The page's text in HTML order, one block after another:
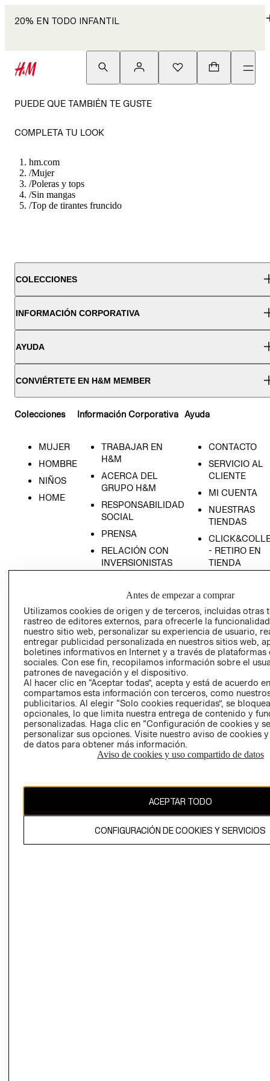
20% EN TODO INFANTIL
PUEDE QUE TAMBIÉN TE GUSTE
COMPLETA TU LOOK
hm.com
/Mujer
/Poleras y tops
/Sin mangas
/Top de tirantes fruncido
COLECCIONES
INFORMACIÓN CORPORATIVA
AYUDA
CONVIÉRTETE EN H&M MEMBER
Colecciones
MUJER
HOMBRE
NIÑOS
HOME
Información Corporativa
TRABAJAR EN
H&M
ACERCA DEL
GRUPO H&M
RESPONSABILIDAD
SOCIAL
PRENSA
RELACIÓN CON
INVERSIONISTAS
EMPRESARIAL
Ayuda
CONTACTO
SERVICIO AL
CLIENTE
MI CUENTA
NUESTRAS
TIENDAS
- RETIRO EN
TIENDA
CONDICIONES
AVISO DE
PRIVACIDAD
GIFT CARD
AVISO DE
COOKIES
Chile ($)
El contenido de esta página web está protegido por copyright y es
propiedad de H&M Hennes & Mauritz AB.
Antes de empezar a comprar
Utilizamos cookies de origen y de terceros, incluidas otras
rastreo de editores externos, para ofrecerle la
nuestro sitio web, personalizar su experiencia de usuario,
entregar publicidad personalizada en nuestros sitios web,
boletines informativos en Internet y a través de plataformas
sociales. Con ese fin, recopilamos información sobre el
patrones de navegación y el dispositivo.
Al hacer clic en “Aceptar todas”, acepta y está de acuerdo
compartamos esta información con terceros, como
publicitarios. Al elegir “Solo cookies requeridas”, se
opcionales, lo que limita nuestra entrega de contenido y
personalizadas. Haga clic en “Configuración de cookies y
personalizar sus opciones. Visite nuestro aviso de cookies
de datos para obtener más información.
Aviso de cookies y uso compartido de datos
ACEPTAR TODO
CONFIGURACIÓN DE COOKIES Y SERVICIOS